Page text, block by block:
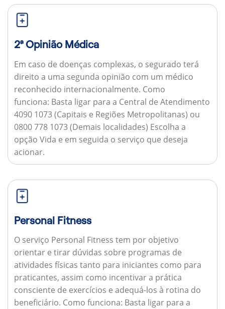
2ª Opinião Médica
Em caso de doenças complexas, o segurado terá
direito a uma segunda opinião com um médico
reconhecido internacionalmente. Como
funciona: Basta ligar para a Central de Atendimento
4090 1073 (Capitais e Regiões Metropolitanas) ou
0800 778 1073 (Demais localidades) Escolha a
opção Vida e em seguida o serviço que deseja
acionar.
Personal Fitness
O serviço Personal Fitness tem por objetivo
orientar e tirar dúvidas sobre programas de
atividades físicas tanto para iniciantes como para
praticantes, assim como incentivar a prática
consciente de exercícios e adequá-los à rotina do
beneficiário. Como funciona: Basta ligar para a